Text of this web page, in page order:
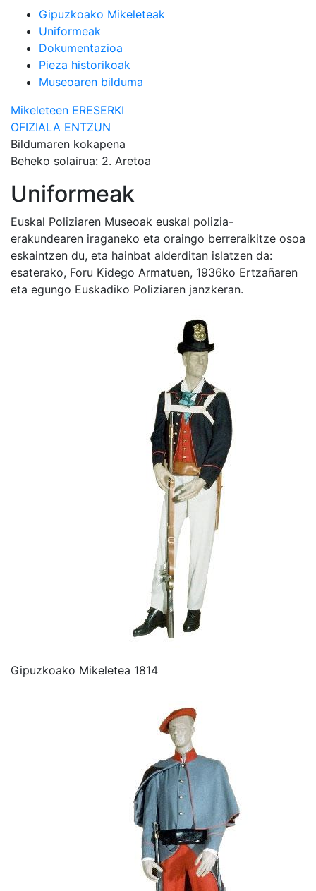
Gipuzkoako Mikeleteak
Uniformeak
Dokumentazioa
Pieza historikoak
Museoaren bilduma
Mikeleteen ERESERKI
OFIZIALA ENTZUN
Bildumaren kokapena
Beheko solairua: 2. Aretoa
Uniformeak
Euskal Poliziaren Museoak euskal polizia-
erakundearen iraganeko eta oraingo berreraikitze osoa
eskaintzen du, eta hainbat alderditan islatzen da:
esaterako, Foru Kidego Armatuen, 1936ko Ertzañaren
eta egungo Euskadiko Poliziaren janzkeran.
Gipuzkoako Mikeletea 1814